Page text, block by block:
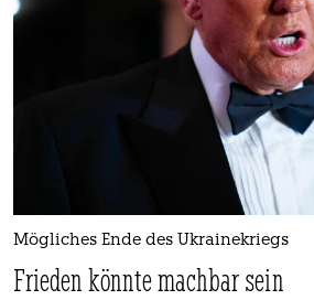
Mögliches Ende des Ukrainekriegs
Frieden könnte machbar sein